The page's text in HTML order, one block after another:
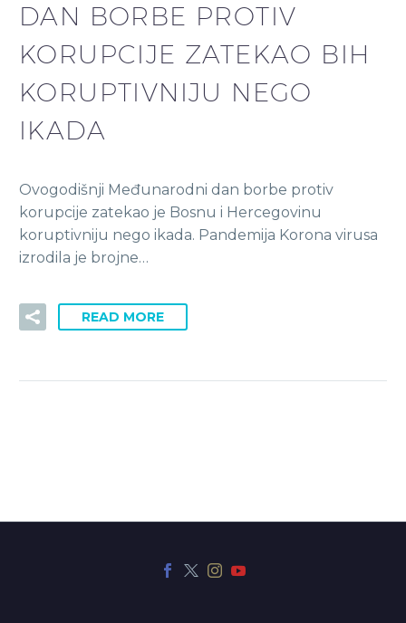
DAN BORBE PROTIV
KORUPCIJE ZATEKAO BIH
KORUPTIVNIJU NEGO
IKADA
Ovogodišnji Međunarodni dan borbe protiv
korupcije zatekao je Bosnu i Hercegovinu
koruptivniju nego ikada. Pandemija Korona virusa
izrodila je brojne…
READ MORE